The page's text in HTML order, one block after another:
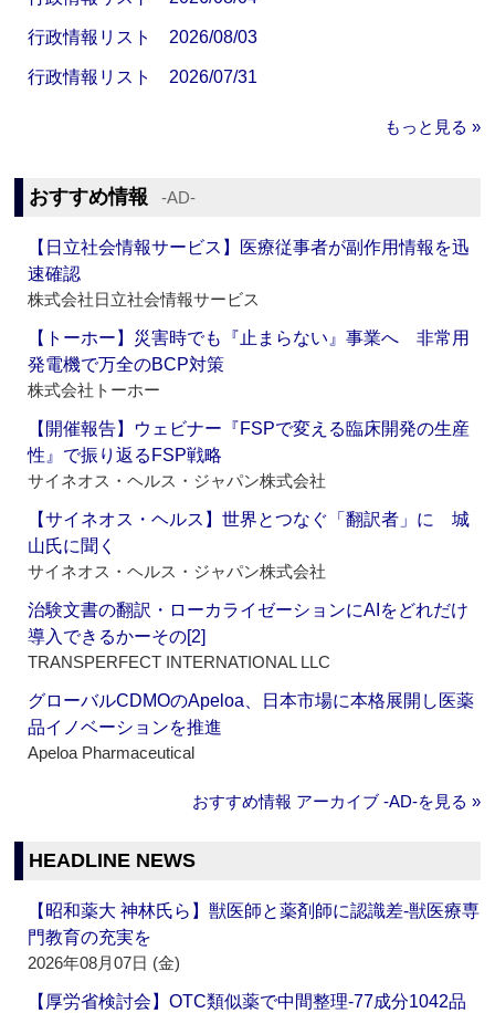
行政情報リスト 2026/08/03
行政情報リスト 2026/07/31
もっと見る »
おすすめ情報 ‐AD‐
【日立社会情報サービス】医療従事者が副作用情報を迅
速確認
株式会社日立社会情報サービス
【トーホー】災害時でも『止まらない』事業へ 非常用
発電機で万全のBCP対策
株式会社トーホー
【開催報告】ウェビナー『FSPで変える臨床開発の生産
性』で振り返るFSP戦略
サイネオス・ヘルス・ジャパン株式会社
【サイネオス・ヘルス】世界とつなぐ「翻訳者」に 城
山氏に聞く
サイネオス・ヘルス・ジャパン株式会社
治験文書の翻訳・ローカライゼーションにAIをどれだけ
導入できるかーその[2]
TRANSPERFECT INTERNATIONAL LLC
グローバルCDMOのApeloa、日本市場に本格展開し医薬
品イノベーションを推進
Apeloa Pharmaceutical
おすすめ情報 アーカイブ ‐AD‐を見る »
HEADLINE NEWS
【昭和薬大 神林氏ら】獣医師と薬剤師に認識差‐獣医療専
門教育の充実を
2026年08月07日 (金)
【厚労省検討会】OTC類似薬で中間整理‐77成分1042品